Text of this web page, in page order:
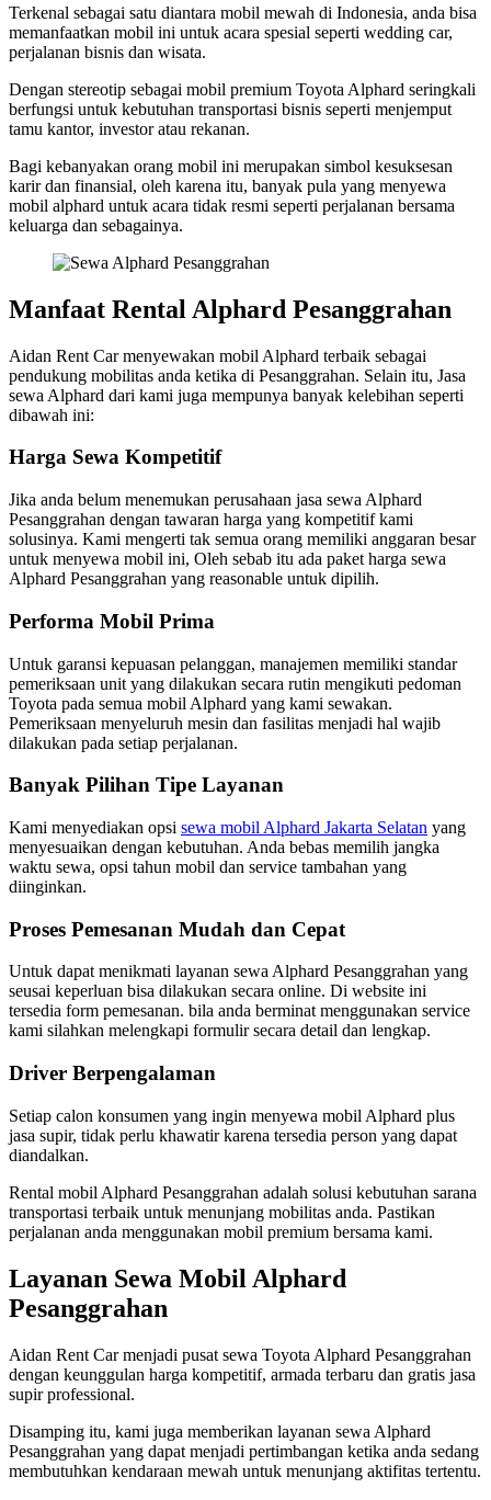
Terkenal sebagai satu diantara mobil mewah di Indonesia, anda bisa
memanfaatkan mobil ini untuk acara spesial seperti wedding car,
perjalanan bisnis dan wisata.
Dengan stereotip sebagai mobil premium Toyota Alphard seringkali
berfungsi untuk kebutuhan transportasi bisnis seperti menjemput
tamu kantor, investor atau rekanan.
Bagi kebanyakan orang mobil ini merupakan simbol kesuksesan
karir dan finansial, oleh karena itu, banyak pula yang menyewa
mobil alphard untuk acara tidak resmi seperti perjalanan bersama
keluarga dan sebagainya.
Manfaat Rental Alphard Pesanggrahan
Aidan Rent Car menyewakan mobil Alphard terbaik sebagai
pendukung mobilitas anda ketika di Pesanggrahan. Selain itu, Jasa
sewa Alphard dari kami juga mempunya banyak kelebihan seperti
dibawah ini:
Harga Sewa Kompetitif
Jika anda belum menemukan perusahaan jasa sewa Alphard
Pesanggrahan dengan tawaran harga yang kompetitif kami
solusinya. Kami mengerti tak semua orang memiliki anggaran besar
untuk menyewa mobil ini, Oleh sebab itu ada paket harga sewa
Alphard Pesanggrahan yang reasonable untuk dipilih.
Performa Mobil Prima
Untuk garansi kepuasan pelanggan, manajemen memiliki standar
pemeriksaan unit yang dilakukan secara rutin mengikuti pedoman
Toyota pada semua mobil Alphard yang kami sewakan.
Pemeriksaan menyeluruh mesin dan fasilitas menjadi hal wajib
dilakukan pada setiap perjalanan.
Banyak Pilihan Tipe Layanan
Kami menyediakan opsi sewa mobil Alphard Jakarta Selatan yang
menyesuaikan dengan kebutuhan. Anda bebas memilih jangka
waktu sewa, opsi tahun mobil dan service tambahan yang
diinginkan.
Proses Pemesanan Mudah dan Cepat
Untuk dapat menikmati layanan sewa Alphard Pesanggrahan yang
seusai keperluan bisa dilakukan secara online. Di website ini
tersedia form pemesanan. bila anda berminat menggunakan service
kami silahkan melengkapi formulir secara detail dan lengkap.
Driver Berpengalaman
Setiap calon konsumen yang ingin menyewa mobil Alphard plus
jasa supir, tidak perlu khawatir karena tersedia person yang dapat
diandalkan.
Rental mobil Alphard Pesanggrahan adalah solusi kebutuhan sarana
transportasi terbaik untuk menunjang mobilitas anda. Pastikan
perjalanan anda menggunakan mobil premium bersama kami.
Layanan Sewa Mobil Alphard
Pesanggrahan
Aidan Rent Car menjadi pusat sewa Toyota Alphard Pesanggrahan
dengan keunggulan harga kompetitif, armada terbaru dan gratis jasa
supir professional.
Disamping itu, kami juga memberikan layanan sewa Alphard
Pesanggrahan yang dapat menjadi pertimbangan ketika anda sedang
membutuhkan kendaraan mewah untuk menunjang aktifitas tertentu.